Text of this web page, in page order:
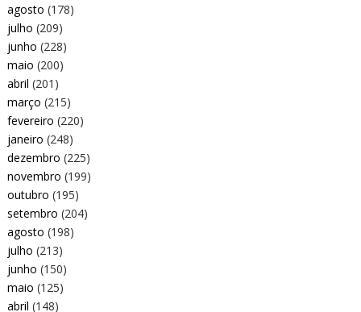
agosto (178)
julho (209)
junho (228)
maio (200)
abril (201)
março (215)
fevereiro (220)
janeiro (248)
dezembro (225)
novembro (199)
outubro (195)
setembro (204)
agosto (198)
julho (213)
junho (150)
maio (125)
abril (148)